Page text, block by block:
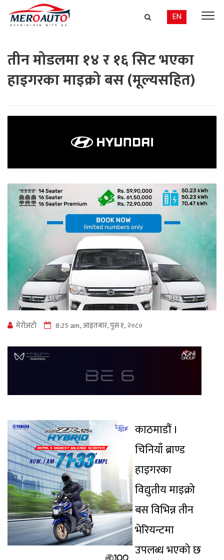
EN
तीन मोडलमा १४ र १६ सिट भएका
हाइगरका माइक्रो बस (मूल्यसहित)
मेराेअटाे 8:25 am, आइतबार, पुस १, २०८०
काठमाडौं ।
चिनियाँ ब्राण्ड
हाइगरका
विद्युतीय माइक्रो
बस विभिन्न तीन
भेरियन्टमा
उपलब्ध भएको छ